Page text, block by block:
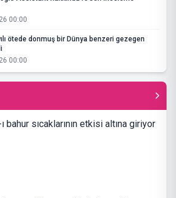
00:00
ötede donmuş bir Dünya benzeri gezegen
00:00